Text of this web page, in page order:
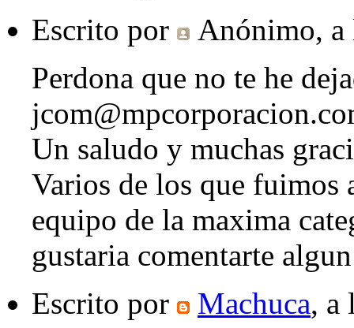
Escrito por
Anónimo,
Perdona que no te he
Un saludo y muchas
Varios de los que fuimos
equipo de la maxima
gustaria comentarte
Escrito por
Machuca, a